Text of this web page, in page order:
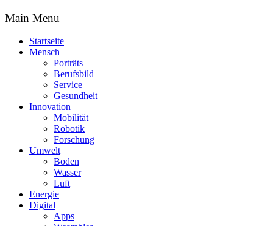
Main Menu
Startseite
Mensch
Porträts
Berufsbild
Service
Gesundheit
Innovation
Mobilität
Robotik
Forschung
Umwelt
Boden
Wasser
Luft
Energie
Digital
Apps